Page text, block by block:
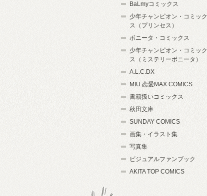
BaLmyコミックス
少年チャンピオン・コミック
ス（プリンセス）
ボニータ・コミックス
少年チャンピオン・コミック
ス（ミステリーボニータ）
A.L.C.DX
MIU 恋愛MAX COMICS
書籍扱いコミックス
秋田文庫
SUNDAY COMICS
画集・イラスト集
写真集
ビジュアルファンブック
AKITA TOP COMICS